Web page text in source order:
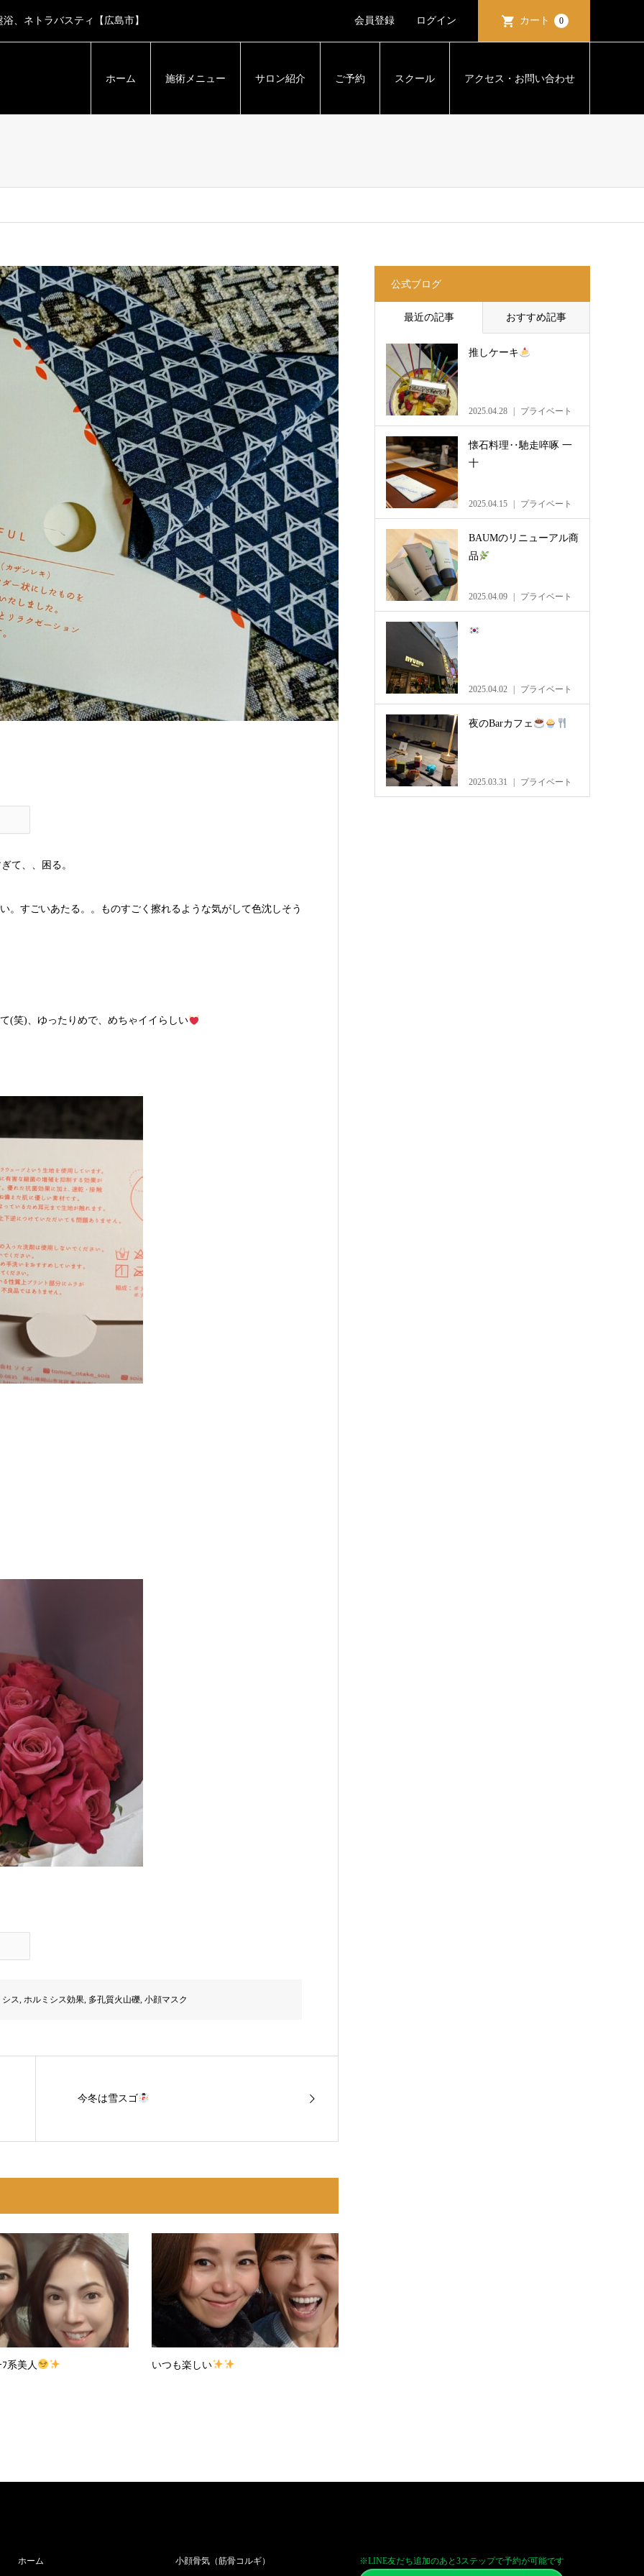
、ネトラバスティ【広島市】 会員登録 ログイン カート 0
ホーム 施術メニュー サロン紹介 ご予約 スクール アクセス・お問い合わせ
て、、困る。
。すごいあたる。。ものすごく擦れるような気がして色沈しそう
(笑)、ゆったりめで、めちゃイイらしい
ス, ホルミシス効果, 多孔質火山礫, 小顔マスク
今冬は雪スゴ
系美人 いつも楽しい
公式ブログ
最近の記事 おすすめ記事
推しケーキ
2025.04.28 プライベート
懐石料理‥馳走啐啄 一
十
2025.04.15 プライベート
BAUMのリニューアル商
品
2025.04.09 プライベート
2025.04.02 プライベート
夜のBarカフェ
2025.03.31 プライベート
ホーム 小顔骨気（筋骨コルギ） ※LINE友だち追加のあと3ステップで予約が可能です